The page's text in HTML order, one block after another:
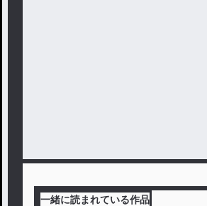
一緒に読まれている作品